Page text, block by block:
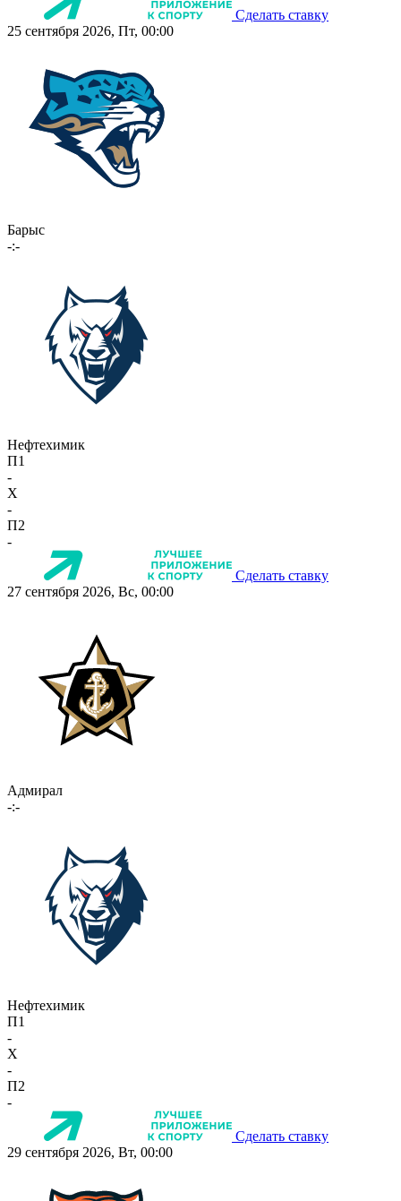
Сделать ставку
25 сентября 2026, Пт, 00:00
Барыс
-:-
Нефтехимик
П1
-
X
-
П2
-
Сделать ставку
27 сентября 2026, Вс, 00:00
Адмирал
-:-
Нефтехимик
П1
-
X
-
П2
-
Сделать ставку
29 сентября 2026, Вт, 00:00